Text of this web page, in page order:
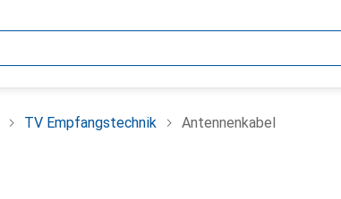
TV Empfangstechnik Antennenkabel